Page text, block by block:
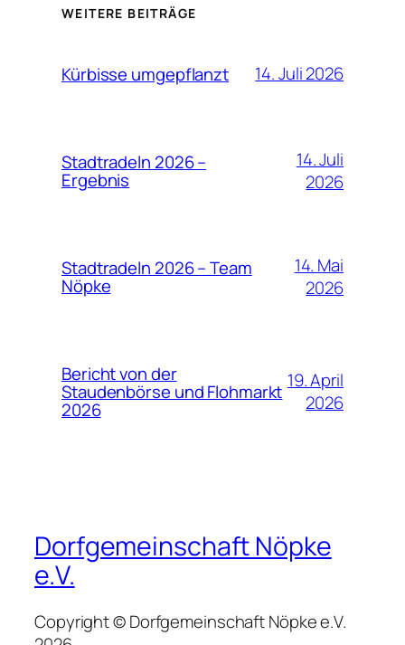
WEITERE BEITRÄGE
Kürbisse umgepflanzt 14. Juli 2026
Stadtradeln 2026 –
Ergebnis
14. Juli
2026
Stadtradeln 2026 – Team
Nöpke
14. Mai
2026
Bericht von der
Staudenbörse und Flohmarkt
2026
19. April
2026
Dorfgemeinschaft Nöpke
e.V.
Copyright © Dorfgemeinschaft Nöpke e.V.